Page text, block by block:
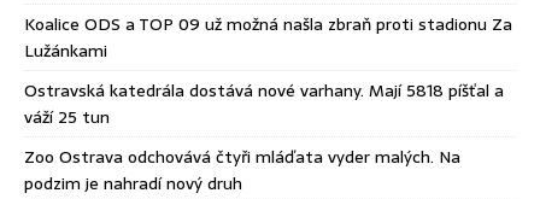
Koalice ODS a TOP 09 už možná našla zbraň proti stadionu Za
Lužánkami
Ostravská katedrála dostává nové varhany. Mají 5818 píšťal a
váží 25 tun
Zoo Ostrava odchovává čtyři mláďata vyder malých. Na
podzim je nahradí nový druh